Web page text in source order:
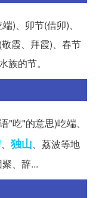
)、卯节(借卯)、
霞、拜霞)、春节
族的节。
"吃"的意思)吃端、
、 独山、荔波等地
、辞...